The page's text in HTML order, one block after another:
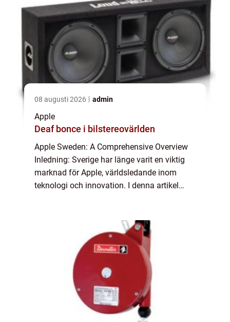
08 augusti 2026 admin
Apple
Deaf bonce i bilstereovärlden
Apple Sweden: A Comprehensive Overview
Inledning: Sverige har länge varit en viktig
marknad för Apple, världsledande inom
teknologi och innovation. I denna artikel